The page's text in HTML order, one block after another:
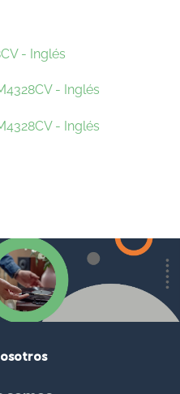
- Inglés
- Inglés
- Inglés